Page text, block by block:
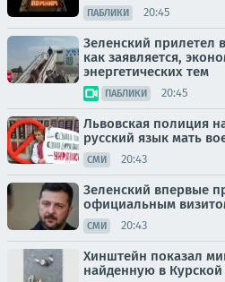
ПАБЛИКИ 20:45
Зеленский прилетел
как заявляется,
энергетических тем
ПАБЛИКИ 20:45
Львовская полиция
русский язык мать
СМИ 20:43
Зеленский впервые
официальным
СМИ 20:43
Хинштейн показал
найденную в Курской